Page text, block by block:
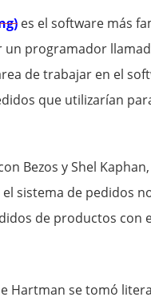
es el software más
un programador
de trabajar en el
que utilizarían
Bezos y Shel
sistema de pedidos
de productos con
Hartman se tomó